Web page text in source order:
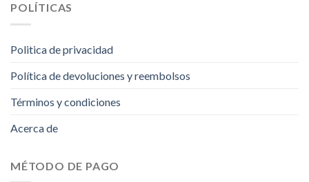
POLÍTICAS
Politica de privacidad
Política de devoluciones y reembolsos
Términos y condiciones
Acerca de
MÉTODO DE PAGO